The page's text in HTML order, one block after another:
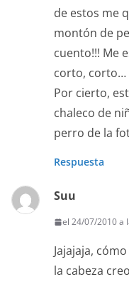
de estos me
montón de
cuento!!! Me
corto, corto…
Por cierto,
chaleco de
perro de la
Respuesta
Suu
el 24/07/2010 a
Jajajaja,
la cabeza